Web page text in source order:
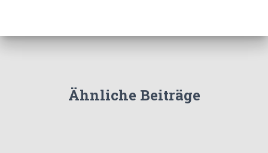
Ähnliche Beiträge